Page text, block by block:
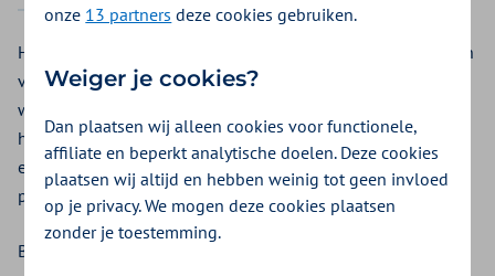
Heeft u houvast op bed nodig? Bij Zilveren Kruis krijgt u een
vergoeding voor bedgalg. Dit is een handvat boven uw bed
waaraan u zich kunt optrekken of vasthouden. Het handvat
heeft de vorm van een triangel en hangt met een band aan
een stang boven uw bed. Een bedgalg wordt ook wel een
papagaai genoemd.
Bekijk de vergoedingen van:
onze 13 partners deze cookies gebruiken.
Weiger je cookies?
Dan plaatsen wij alleen cookies voor functionele,
affiliate en beperkt analytische doelen. Deze cookies
plaatsen wij altijd en hebben weinig tot geen invloed
op je privacy. We mogen deze cookies plaatsen
zonder je toestemming.